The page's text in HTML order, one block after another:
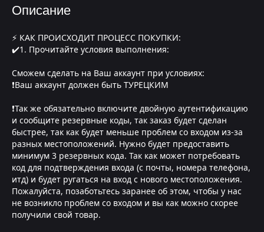
Описание
⚡ КАК ПРОИСХОДИТ ПРОЦЕСС ПОКУПКИ:
✔️1. Прочитайте условия выполнения:
Сможем сделать на Ваш аккаунт при условиях:
❗Ваш аккаунт должен быть ТУРЕЦКИМ
❗Так же обязательно включите двойную аутентификацию
и сообщите резервные коды, так заказ будет сделан
быстрее, так как будет меньше проблем со входом из-за
разных местоположений. Нужно будет предоставить
минимум 3 резервных кода. Так как может потребовать
код для подтверждения входа (с почты, номера телефона,
итд) и будет ругаться на вход с нового местоположения.
Пожалуйста, позаботьтесь заранее об этом, чтобы у нас
не возникло проблем со входом и вы как можно скорее
получили свой товар.